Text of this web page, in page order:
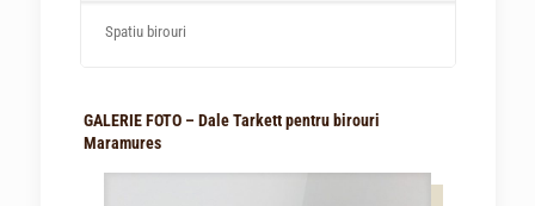
Spatiu birouri
GALERIE FOTO – Dale Tarkett pentru birouri
Maramures